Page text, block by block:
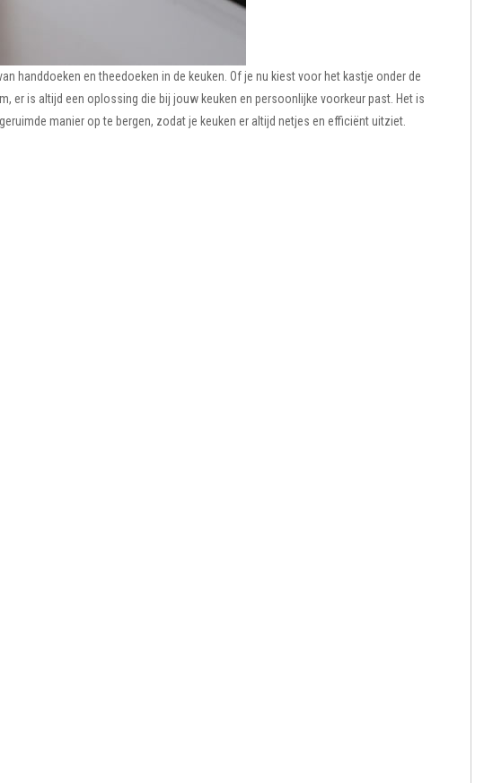
handdoeken en theedoeken in de keuken. Of je nu kiest voor het kastje onder de
er is altijd een oplossing die bij jouw keuken en persoonlijke voorkeur past. Het is
manier op te bergen, zodat je keuken er altijd netjes en efficiënt uitziet.